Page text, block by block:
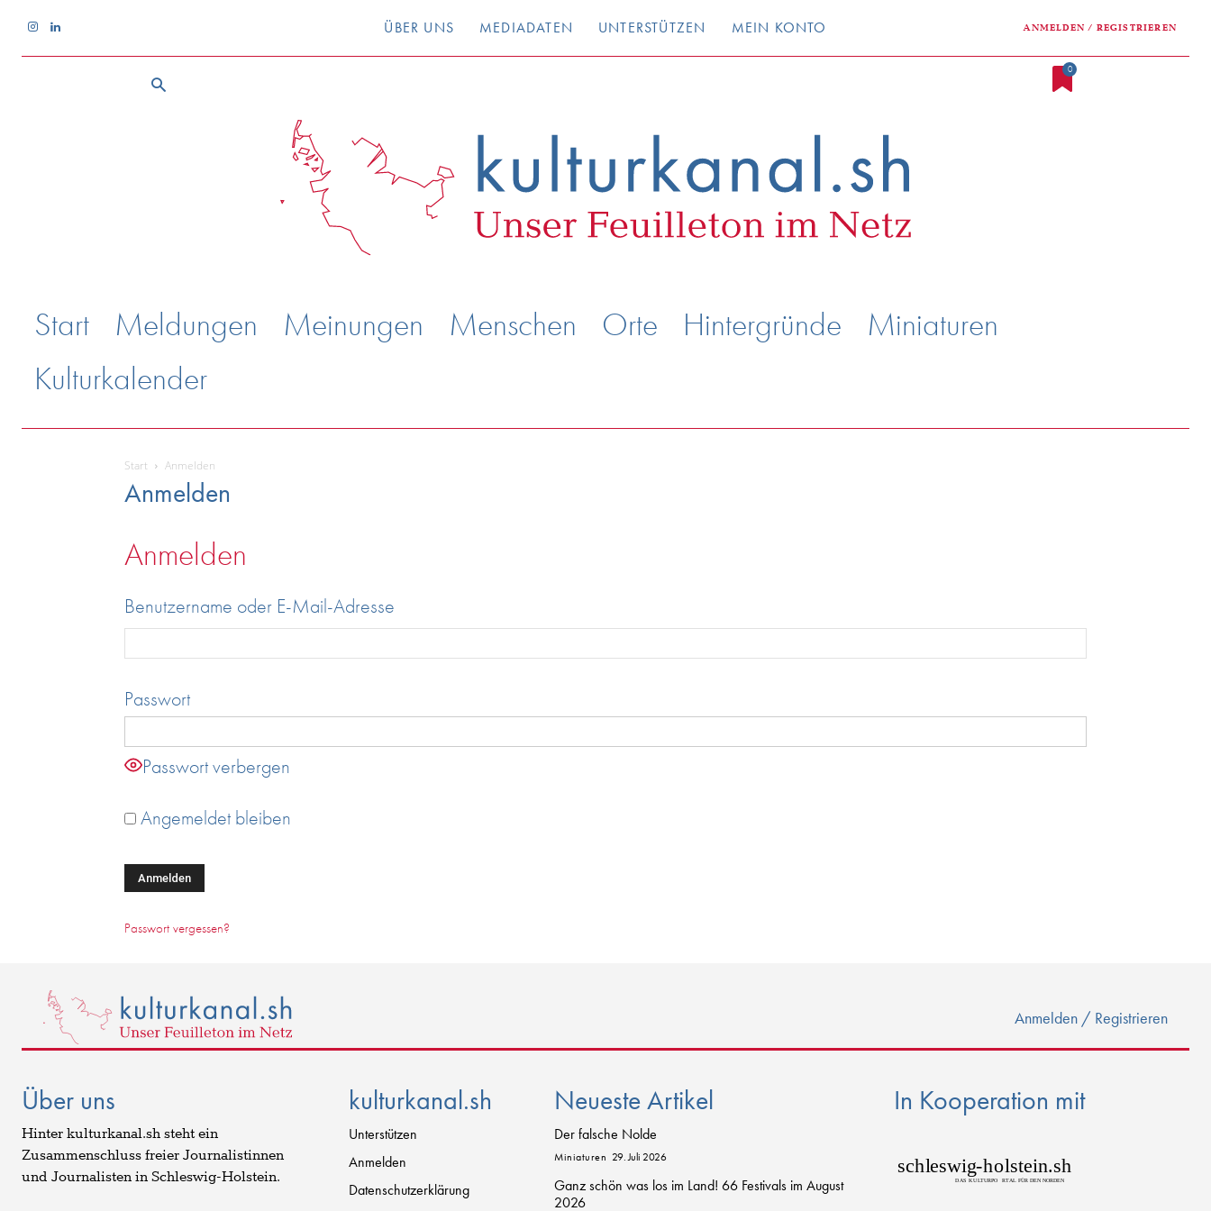
ÜBER UNS MEDIADATEN UNTERSTÜTZEN MEIN KONTO ANMELDEN / REGISTRIEREN
0
Start Meldungen Meinungen Menschen Orte Hintergründe
Miniaturen
Kulturkalender
Start Anmelden
Anmelden
Anmelden
Benutzername oder E-Mail-Adresse
Passwort
Passwort verbergen
Angemeldet bleiben
Alternative:
Passwort vergessen?
Anmelden / Registrieren
Über uns
Hinter kulturkanal.sh steht ein
Zusammenschluss freier Journalistinnen
und Journalisten in Schleswig-Holstein.
kulturkanal.sh
Unterstützen
Anmelden
Datenschutzerklärung
Neueste Artikel
Der falsche Nolde
Miniaturen 29. Juli 2026
Ganz schön was los im Land! 66 Festivals im August
2026
In Kooperation mit
schleswig-holstein.sh
DAS KULTURPO RTAL FÜR DEN NORDEN